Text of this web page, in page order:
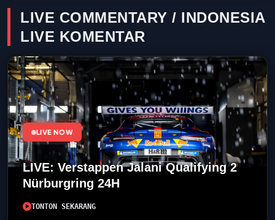
LIVE COMMENTARY / INDONESIA
LIVE KOMENTAR
LIVE NOW
LIVE: Verstappen Jalani Qualifying 2
Nürburgring 24H
TONTON SEKARANG